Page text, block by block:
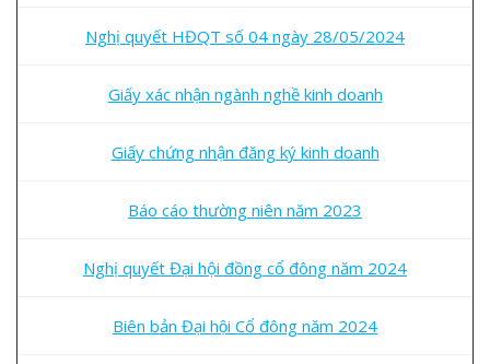
Nghị quyết HĐQT số 04 ngày 28/05/2024
Giấy xác nhận ngành nghề kinh doanh
Giấy chứng nhận đăng ký kinh doanh
Báo cáo thường niên năm 2023
Nghị quyết Đại hội đồng cổ đông năm 2024
Biên bản Đại hội Cổ đông năm 2024